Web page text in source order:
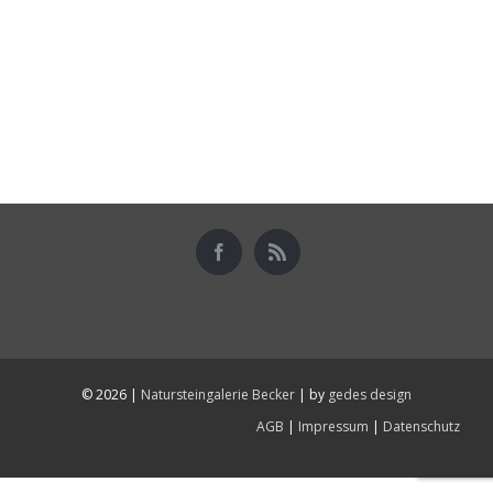
©2026 | Natursteingalerie Becker | by gedes design
AGB | Impressum | Datenschutz